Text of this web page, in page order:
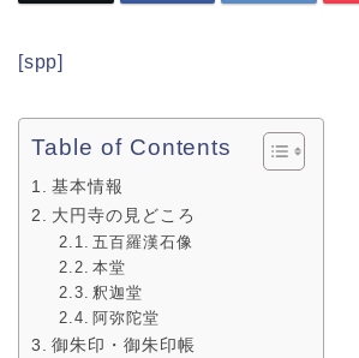
[spp]
Table of Contents
基本情報
大円寺の見どころ
五百羅漢石像
本堂
釈迦堂
阿弥陀堂
御朱印・御朱印帳